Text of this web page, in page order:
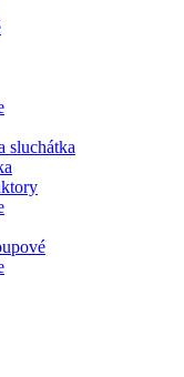
sluchátka